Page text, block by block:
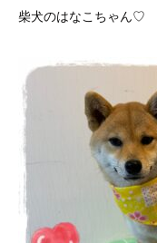
柴犬のはなこちゃん♡